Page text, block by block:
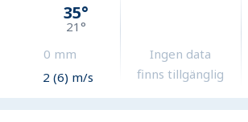
35°
21°
0 mm
2 (6) m/s
Ingen data
finns tillgänglig